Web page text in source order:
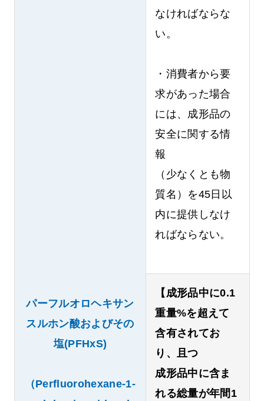
パーフルオロヘキサン
スルホン酸およびその
塩(PFHxS)
（Perfluorohexane-1-
なければならな
い。
・消費者から要
求があった場合
には、成形品の
安全に関する情
報
（少なくとも物
質名）を45日以
内に提供しなけ
ればならない。
【成形品中に0.1
重量%を超えて
含有されてお
り、且つ
成形品中に含ま
れる総量が年間1